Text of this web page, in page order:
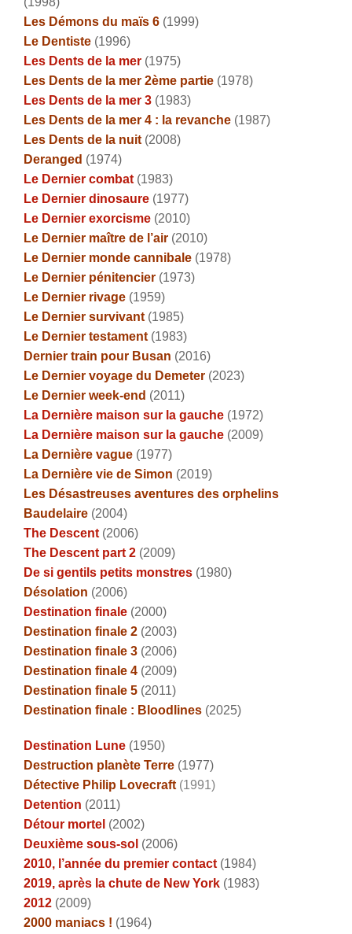
Les Démons du maïs 6 (1999)
Le Dentiste (1996)
Les Dents de la mer (1975)
Les Dents de la mer 2ème partie (1978)
Les Dents de la mer 3 (1983)
Les Dents de la mer 4 : la revanche (1987)
Les Dents de la nuit (2008)
Deranged (1974)
Le Dernier combat (1983)
Le Dernier dinosaure (1977)
Le Dernier exorcisme (2010)
Le Dernier maître de l’air (2010)
Le Dernier monde cannibale (1978)
Le Dernier pénitencier (1973)
Le Dernier rivage (1959)
Le Dernier survivant (1985)
Le Dernier testament (1983)
Dernier train pour Busan (2016)
Le Dernier voyage du Demeter (2023)
Le Dernier week-end (2011)
La Dernière maison sur la gauche (1972)
La Dernière maison sur la gauche (2009)
La Dernière vague (1977)
La Dernière vie de Simon (2019)
Les Désastreuses aventures des orphelins
Baudelaire (2004)
The Descent (2006)
The Descent part 2 (2009)
De si gentils petits monstres (1980)
Désolation (2006)
Destination finale (2000)
Destination finale 2 (2003)
Destination finale 3 (2006)
Destination finale 4 (2009)
Destination finale 5 (2011)
Destination finale : Bloodlines (2025)
Destination Lune (1950)
Destruction planète Terre (1977)
Détective Philip Lovecraft (1991)
Detention (2011)
Détour mortel (2002)
Deuxième sous-sol (2006)
2010, l’année du premier contact (1984)
2019, après la chute de New York (1983)
2012 (2009)
2000 maniacs ! (1964)